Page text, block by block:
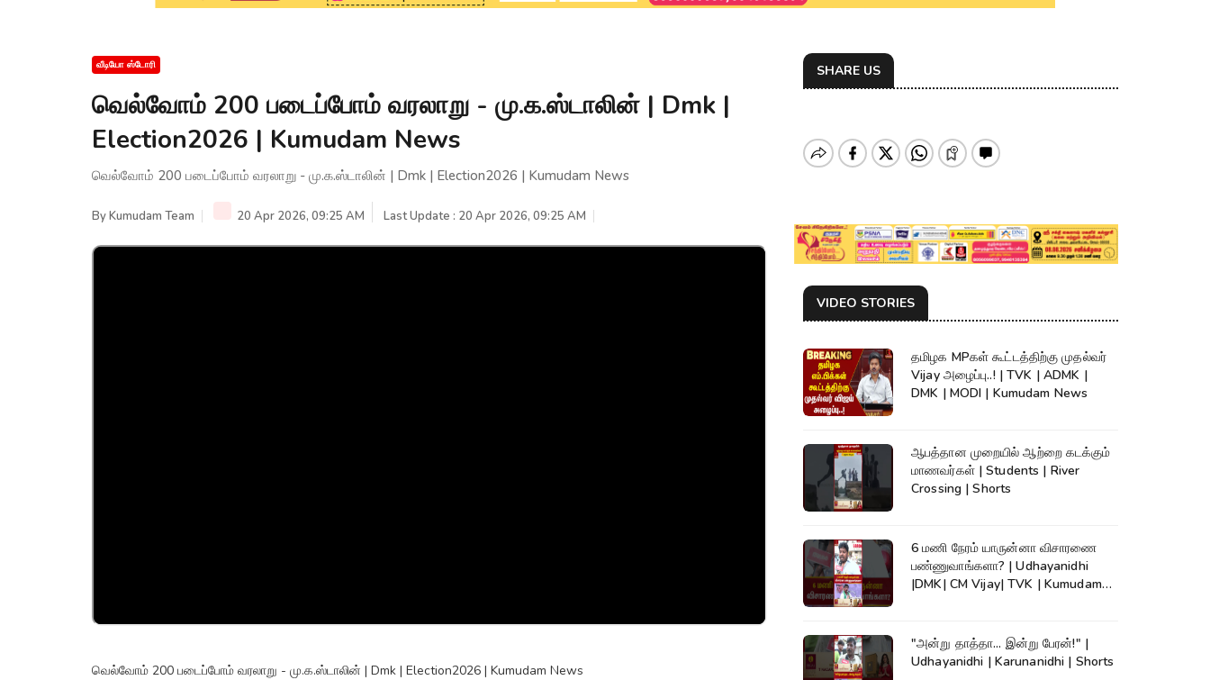
வீடியோ ஸ்டோரி
வெல்வோம் 200 படைப்போம் வரலாறு - மு.க.ஸ்டாலின் | Dmk |
Election2026 | Kumudam News
வெல்வோம் 200 படைப்போம் வரலாறு - மு.க.ஸ்டாலின் | Dmk | Election2026 | Kumudam News
ByKumudam Team 20 Apr 2026, 09:25 AM Last Update : 20 Apr 2026, 09:25 AM
வெல்வோம் 200 படைப்போம் வரலாறு - மு.க.ஸ்டாலின் | Dmk | Election2026 | Kumudam News
SHARE US
VIDEO STORIES
தமிழக MPகள் கூட்டத்திற்கு முதல்வர்
Vijay அழைப்பு..! | TVK | ADMK |
DMK | MODI | Kumudam News
ஆபத்தான முறையில் ஆற்றை கடக்கும்
மாணவர்கள் | Students | River
Crossing | Shorts
6 மணி நேரம் யாருன்னா விசாரணை
பண்ணுவாங்களா? | Udhayanidhi
|DMK| CM Vijay| TVK | Kumudam
"அன்று தாத்தா... இன்று பேரன்!" |
Udhayanidhi | Karunanidhi | Shorts